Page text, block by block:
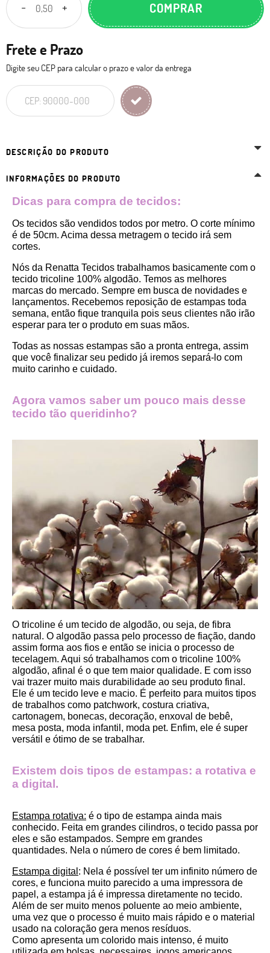
COMPRAR
Frete e Prazo
Digite seu CEP para calcular o prazo e valor da entrega
DESCRIÇÃO DO PRODUTO
INFORMAÇÕES DO PRODUTO
Dicas para compra de tecidos:
Os tecidos são vendidos todos por metro. O corte mínimo
é de 50cm. Acima dessa metragem o tecido irá sem
cortes.
Nós da Renatta Tecidos trabalhamos basicamente com o
tecido tricoline 100% algodão. Temos as melhores
marcas do mercado. Sempre em busca de novidades e
lançamentos. Recebemos reposição de estampas toda
semana, então fique tranquila pois seus clientes não irão
esperar para ter o produto em suas mãos.
Todas as nossas estampas são a pronta entrega, assim
que você finalizar seu pedido já iremos separá-lo com
muito carinho e cuidado.
Agora vamos saber um pouco mais desse
tecido tão queridinho?
O tricoline é um tecido de algodão, ou seja, de fibra
natural. O algodão passa pelo processo de fiação, dando
assim forma aos fios e então se inicia o processo de
tecelagem. Aqui só trabalhamos com o tricoline 100%
algodão, afinal é o que tem maior qualidade. E com isso
vai trazer muito mais durabilidade ao seu produto final.
Ele é um tecido leve e macio. É perfeito para muitos tipos
de trabalhos como patchwork, costura criativa,
cartonagem, bonecas, decoração, enxoval de bebê,
mesa posta, moda infantil, moda pet. Enfim, ele é super
versátil e ótimo de se trabalhar.
Existem dois tipos de estampas: a rotativa e
a digital.
Estampa rotativa: é o tipo de estampa ainda mais
conhecido. Feita em grandes cilindros, o tecido passa por
eles e são estampados. Sempre em grandes
quantidades. Nela o número de cores é bem limitado.
Estampa digital : Nela é possível ter um infinito número de
cores, e funciona muito parecido a uma impressora de
papel, a estampa já é impressa diretamente no tecido.
Além de ser muito menos poluente ao meio ambiente,
uma vez que o processo é muito mais rápido e o material
usado na coloração gera menos resíduos.
Como apresenta um colorido mais intenso, é muito